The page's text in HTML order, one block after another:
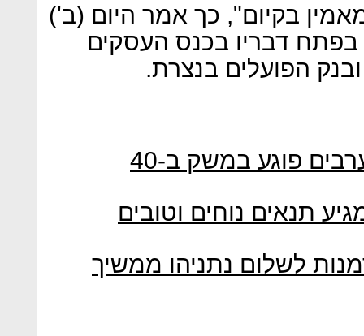
בקיום", כך אמר היום (ב')
דבריו בכנס העסקים
הפועלים בנצרת.
ח"כ אחמד טיבי: "אי שילוב ערבים פוגע במשק ב-40
תנאים נוחים וטובים
לשלום נתניהו ממשיך